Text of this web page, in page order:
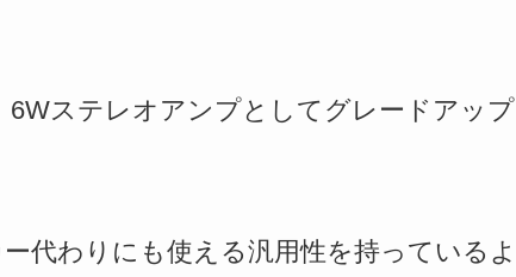
6Wステレオアンプとしてグレードアップ
代わりにも使える汎用性を持っているよ